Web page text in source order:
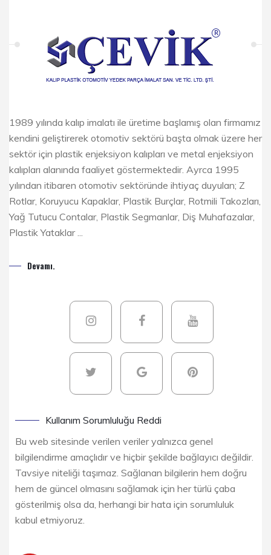
1989 yılında kalıp imalatı ile üretime başlamış olan firmamız
kendini geliştirerek otomotiv sektörü başta olmak üzere her
sektör için plastik enjeksiyon kalıpları ve metal enjeksiyon
kalıpları alanında faaliyet göstermektedir. Ayrca 1995
yılından itibaren otomotiv sektöründe ihtiyaç duyulan; Z
Rotlar, Koruyucu Kapaklar, Plastik Burçlar, Rotmili Takozları,
Yağ Tutucu Contalar, Plastik Segmanlar, Diş Muhafazalar,
Plastik Yataklar ...
Devamı.
Kullanım Sorumluluğu Reddi
Bu web sitesinde verilen veriler yalnızca genel
bilgilendirme amaçlıdır ve hiçbir şekilde bağlayıcı değildir.
Tavsiye niteliği taşımaz. Sağlanan bilgilerin hem doğru
hem de güncel olmasını sağlamak için her türlü çaba
gösterilmiş olsa da, herhangi bir hata için sorumluluk
kabul etmiyoruz.